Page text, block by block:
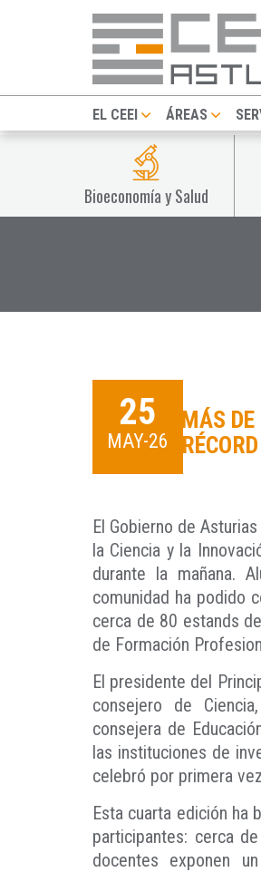
EL CEEI ÁREAS
Bioeconomía y Salud
25
MAY-26
MÁS
El Gobierno de
la Ciencia y la
durante la mañana.
comunidad ha podido
cerca de 80 estands
de Formación
El presidente del
consejero de
consejera de
las instituciones de
celebró por primera
Esta cuarta edición
participantes: cerca
docentes exponen